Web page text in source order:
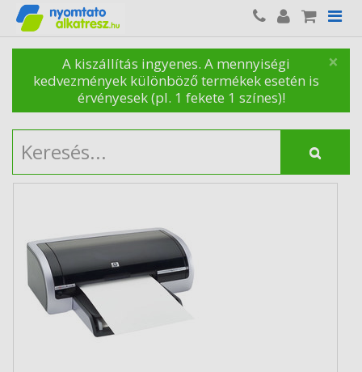
×
A kiszállítás ingyenes. A mennyiségi
kedvezmények különböző termékek esetén is
érvényesek (pl. 1 fekete 1 színes)!